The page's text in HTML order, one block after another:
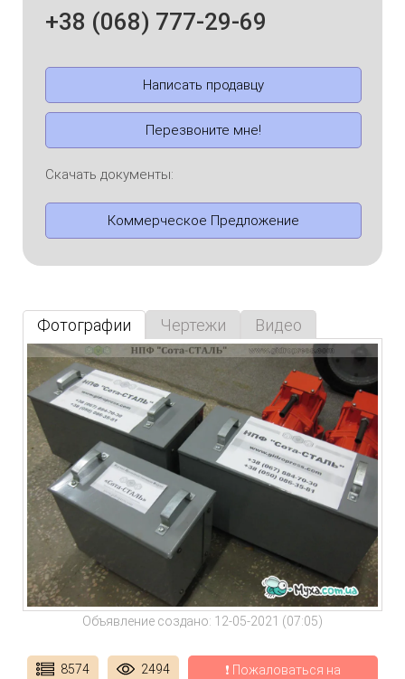
+38 (068) 777-29-69
Написать продавцу
Перезвоните мне!
Скачать документы:
Коммерческое Предложение
Фотографии Чертежи Видео
Объявление создано: 12-05-2021 (07:05)
8574 2494
❗ Пожаловаться на